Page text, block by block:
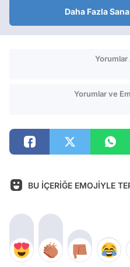
Daha Fazla
Yorumlar
Yorumlar ve
BU İÇERİĞE EMOJİYLE